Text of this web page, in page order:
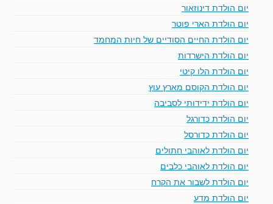
יום הולדת דינוזאור
יום הולדת הארי פוטר
יום הולדת החיים הסודיים של חיות המחמד
יום הולדת הישרדות
יום הולדת הלו קיטי
יום הולדת הקוסם מארץ עוץ
יום הולדת ידידותי לסביבה
יום הולדת כדורגל
יום הולדת כדורסל
יום הולדת לאוהבי חתולים
יום הולדת לאוהבי כלבים
יום הולדת לשבור את הקרח
יום הולדת מדע